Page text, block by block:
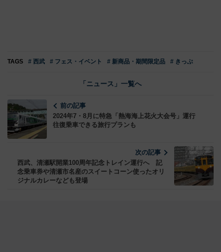
TAGS # 西武 # フェス・イベント # 新商品・期間限定品 # きっぷ
「ニュース」一覧へ
前の記事
2024年7・8月に特急「熱海海上花火大会号」運行
往復乗車できる旅行プランも
次の記事
西武、清瀬駅開業100周年記念トレイン運行へ 記
念乗車券や清瀬市名産のスイートコーン使ったオリ
ジナルカレーなども登場